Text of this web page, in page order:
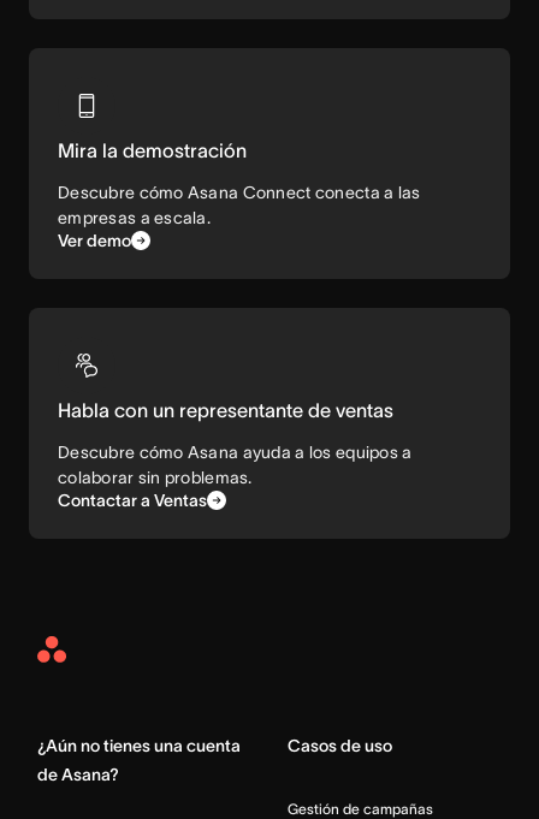
Mira la demostración
Descubre cómo Asana Connect conecta a las
empresas a escala.
Ver demo
Habla con un representante de ventas
Descubre cómo Asana ayuda a los equipos a
colaborar sin problemas.
Contactar a Ventas
Asana
¿Aún no tienes una cuenta
de Asana?
Casos de uso
Gestión de campañas